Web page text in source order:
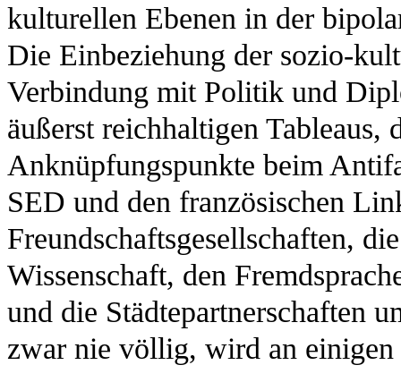
kulturellen Ebenen in der
Die Einbeziehung der sozio-
Verbindung mit Politik und
äußerst reichhaltigen Tableaus,
Anknüpfungspunkte beim
SED und den französischen
Freundschaftsgesellschaften,
Wissenschaft, den
und die Städtepartnerschaften
zwar nie völlig, wird an einigen